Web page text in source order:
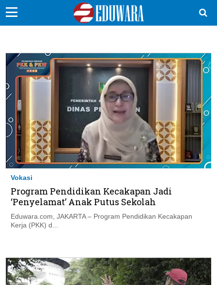
Sekolah Kita
Vokasi
Kampus
Idea
Sains
EduDana
Vokasi
Program Pendidikan Kecakapan Jadi
‘Penyelamat’ Anak Putus Sekolah
Eduwara.com, JAKARTA – Program Pendidikan Kecakapan
Kerja (PKK) d...